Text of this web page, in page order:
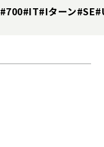
#700#IT#Iターン#SE